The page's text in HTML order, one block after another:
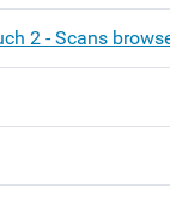
2 - Scans